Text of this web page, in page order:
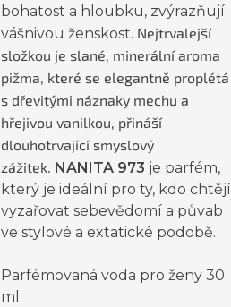
bohatost a hloubku, zvýrazňují
vášnivou ženskost. Nejtrvalejší
složkou je slané, minerální aroma
pižma, které se elegantně proplétá
s dřevitými náznaky mechu a
hřejivou vanilkou, přináší
dlouhotrvající smyslový
zážitek. NANITA 973 je parfém,
který je ideální pro ty, kdo chtějí
vyzařovat sebevědomí a půvab
ve stylové a extatické podobě.
Parfémovaná voda pro ženy 30
ml